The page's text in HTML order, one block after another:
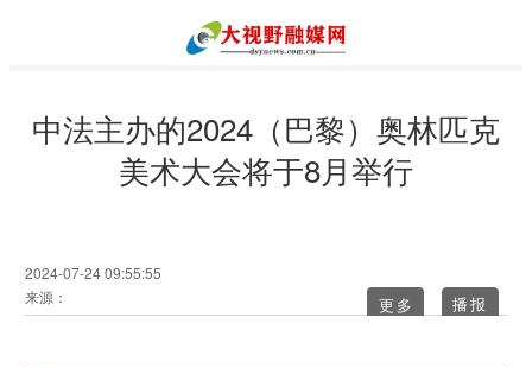
中法主办的2024（巴黎）奥林匹克
美术大会将于8月举行
2024-07-24 09:55:55
来源：
更多